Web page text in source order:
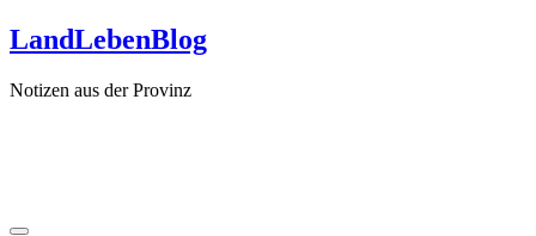
Zum
Inhalt
LandLebenBlog
Notizen aus der Provinz